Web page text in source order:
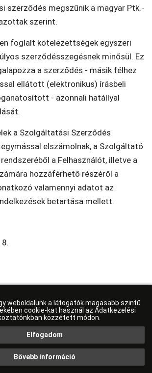
weboldalunk a látogatók magasabb szintű
cookie-kat használ az Adatkezelési
közzétett módon.
Elfogadom
Bővebb információ
szerződés megszűnik a magyar Ptk.-
szerint.
foglalt kötelezettségek egyszeri
szerződésszegésnek minősül. Ez
a szerződés - másik félhez
ellátott (elektronikus) írásbeli
- azonnali hatállyal
a Szolgáltatási Szerződés
elszámolnak, a Szolgáltató
a Felhasználót, illetve a
hozzáférhető részéről a
valamennyi adatot az
betartása mellett.